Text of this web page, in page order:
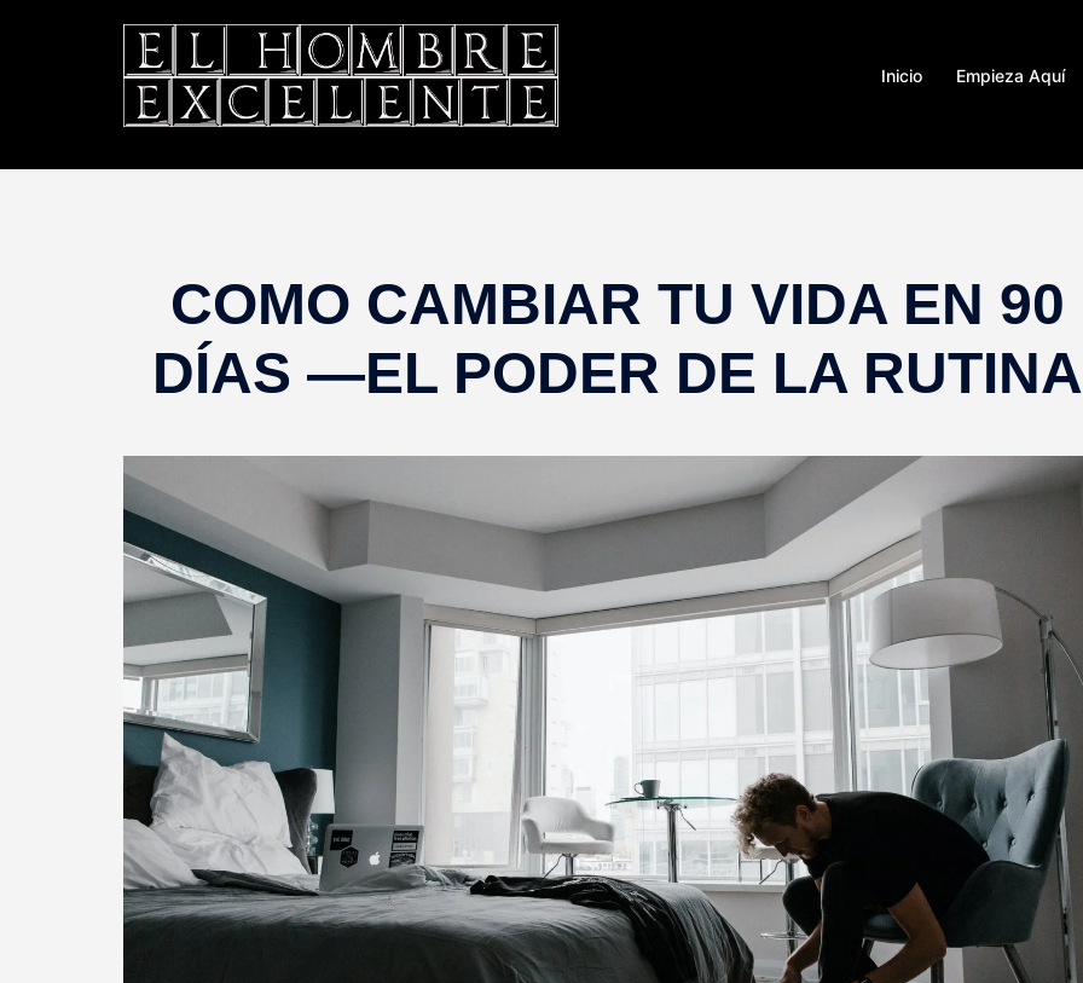
Inicio Empieza Aquí
COMO CAMBIAR TU VIDA EN 90
DÍAS —EL PODER DE LA RUTINA